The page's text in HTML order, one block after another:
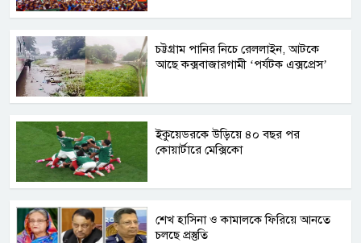
চট্টগ্রাম পানির নিচে রেললাইন, আটকে
আছে কক্সবাজারগামী ‘পর্যটক এক্সপ্রেস’
ইকুয়েডরকে উড়িয়ে ৪০ বছর পর
কোয়ার্টারে মেক্সিকো
শেখ হাসিনা ও কামালকে ফিরিয়ে আনতে
চলছে প্রস্তুতি